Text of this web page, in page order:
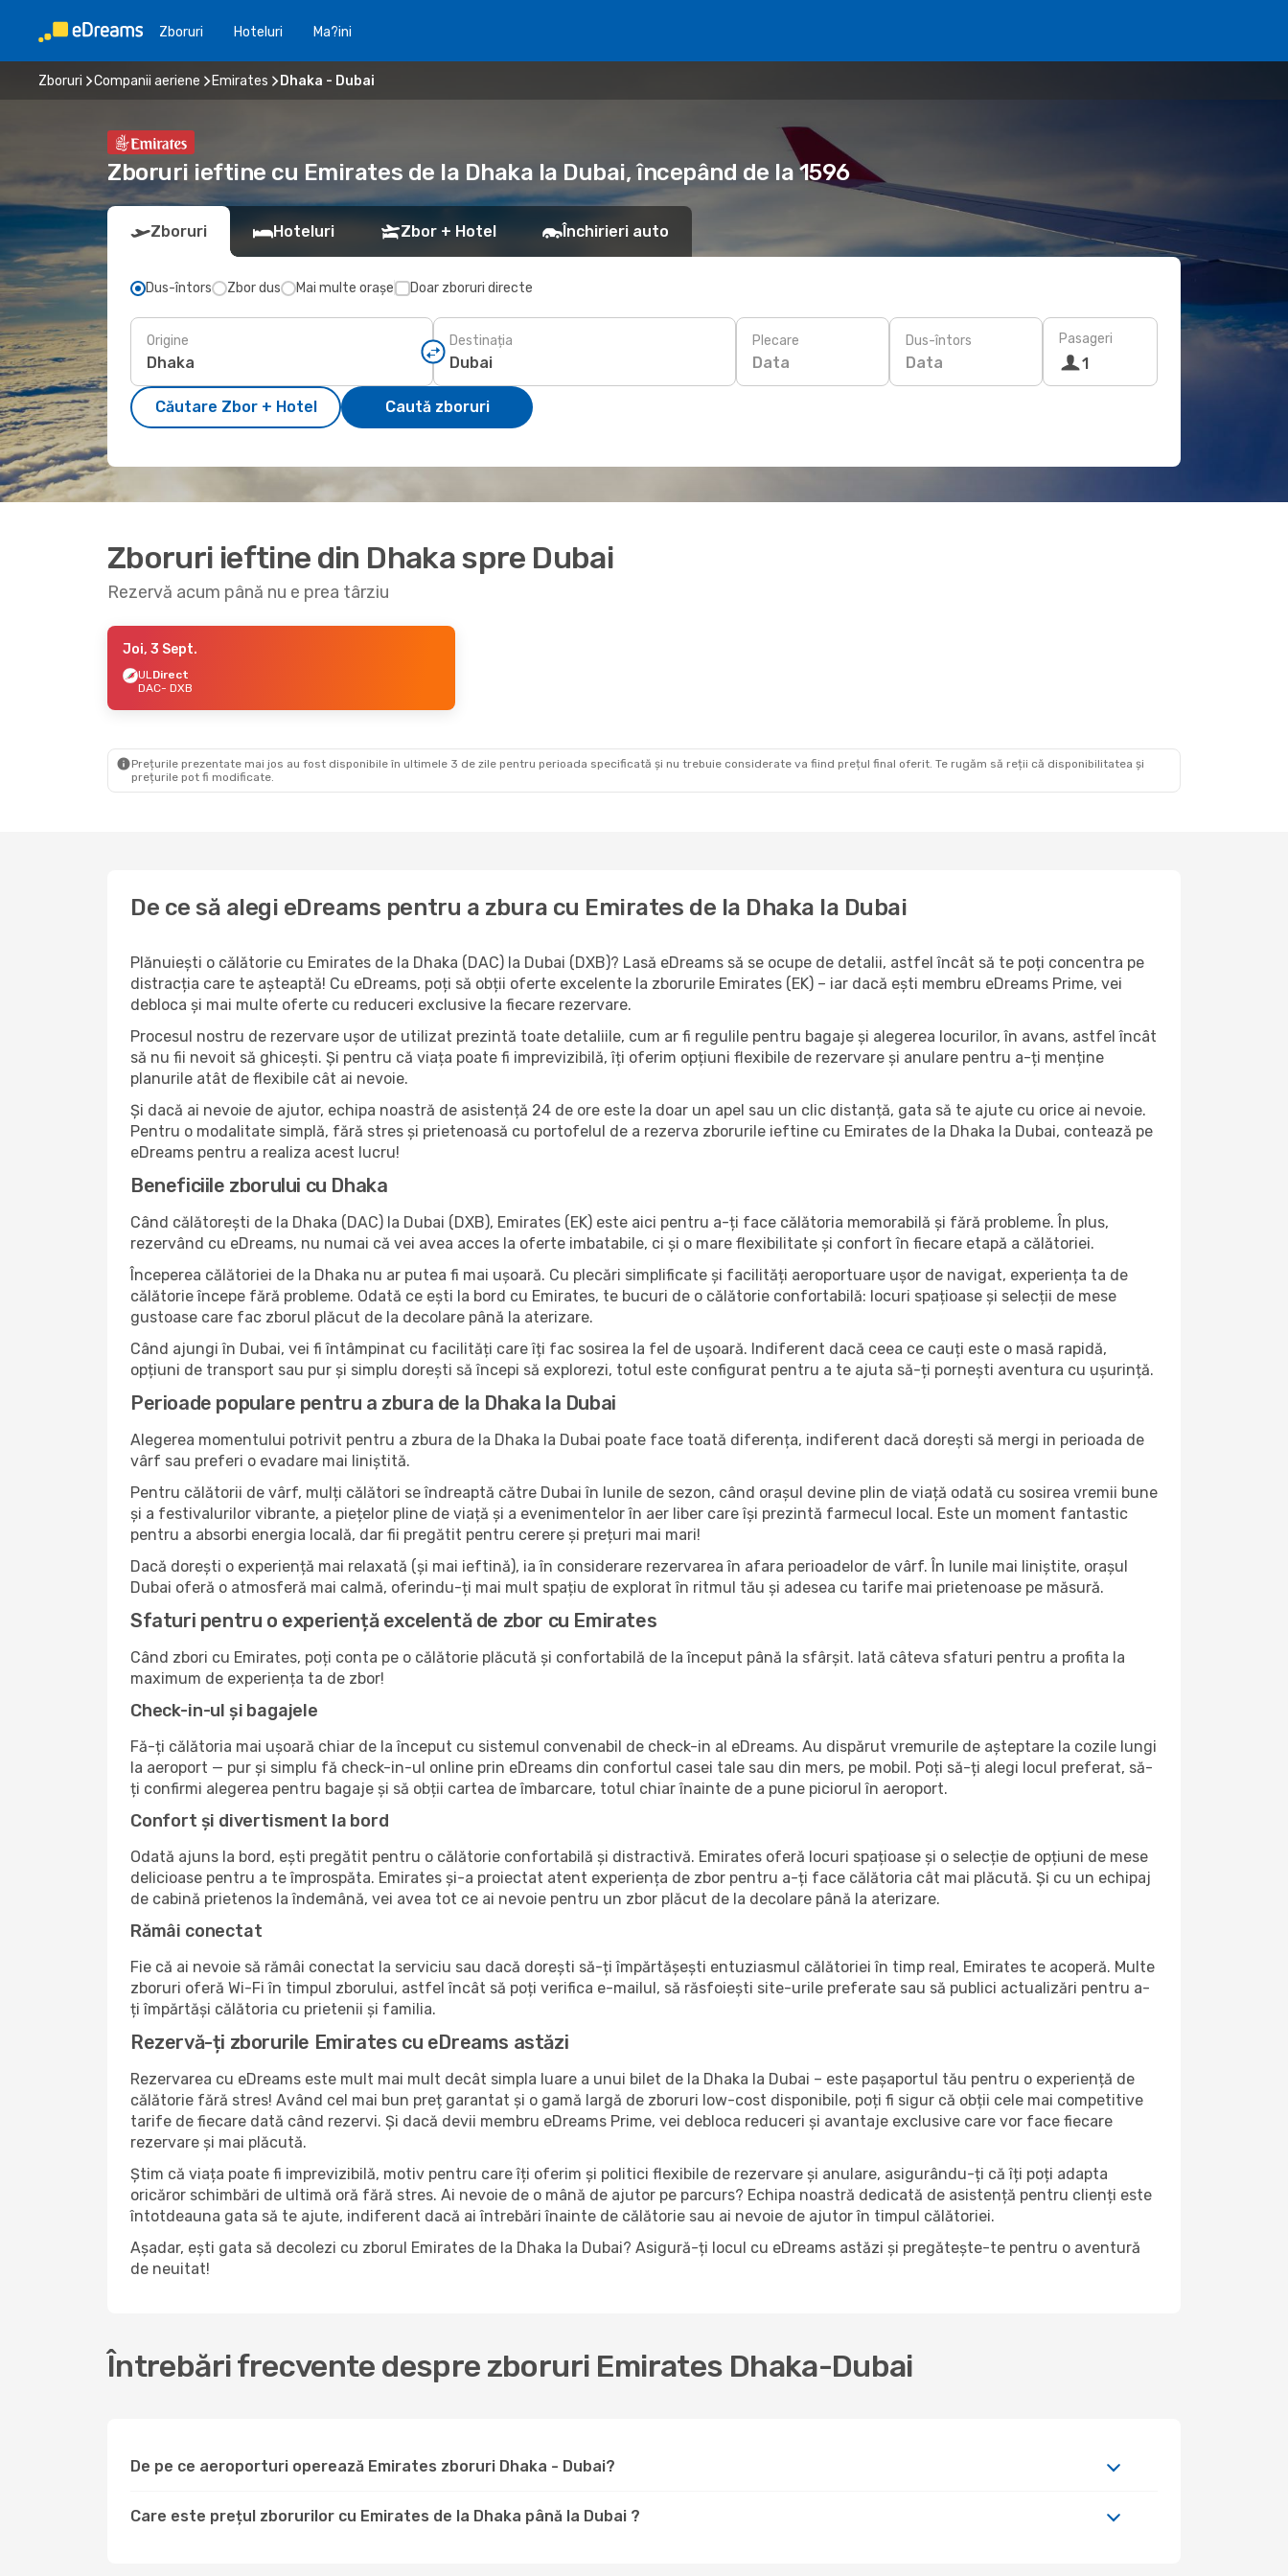
Zboruri Hoteluri Ma?ini
Zboruri Companii aeriene Emirates Dhaka - Dubai
Zboruri ieftine cu Emirates de la Dhaka la Dubai, începând de la 1596
Zboruri Hoteluri Zbor + Hotel Închirieri auto
Dus-întors Zbor dus Mai multe orașe Doar zboruri directe
Origine Destinația Plecare
Data
Dus-întors
Data
Pasageri
1
Căutare Zbor + Hotel Caută zboruri
Zboruri ieftine din Dhaka spre Dubai
Rezervă acum până nu e prea târziu
Joi, 3 Sept.
ULDirect
DAC- DXB
Prețurile prezentate mai jos au fost disponibile în ultimele 3 de zile pentru perioada specificată și nu trebuie considerate va fiind prețul final oferit. Te rugăm să reții că disponibilitatea și
prețurile pot fi modificate.
De ce să alegi eDreams pentru a zbura cu Emirates de la Dhaka la Dubai
Plănuiești o călătorie cu Emirates de la Dhaka (DAC) la Dubai (DXB)? Lasă eDreams să se ocupe de detalii, astfel încât să te poți concentra pe
distracția care te așteaptă! Cu eDreams, poți să obții oferte excelente la zborurile Emirates (EK) – iar dacă ești membru eDreams Prime, vei
debloca și mai multe oferte cu reduceri exclusive la fiecare rezervare.
Procesul nostru de rezervare ușor de utilizat prezintă toate detaliile, cum ar fi regulile pentru bagaje și alegerea locurilor, în avans, astfel încât
să nu fii nevoit să ghicești. Și pentru că viața poate fi imprevizibilă, îți oferim opțiuni flexibile de rezervare și anulare pentru a-ți menține
planurile atât de flexibile cât ai nevoie.
Și dacă ai nevoie de ajutor, echipa noastră de asistență 24 de ore este la doar un apel sau un clic distanță, gata să te ajute cu orice ai nevoie.
Pentru o modalitate simplă, fără stres și prietenoasă cu portofelul de a rezerva zborurile ieftine cu Emirates de la Dhaka la Dubai, contează pe
eDreams pentru a realiza acest lucru!
Beneficiile zborului cu Dhaka
Când călătorești de la Dhaka (DAC) la Dubai (DXB), Emirates (EK) este aici pentru a-ți face călătoria memorabilă și fără probleme. În plus,
rezervând cu eDreams, nu numai că vei avea acces la oferte imbatabile, ci și o mare flexibilitate și confort în fiecare etapă a călătoriei.
Începerea călătoriei de la Dhaka nu ar putea fi mai ușoară. Cu plecări simplificate și facilități aeroportuare ușor de navigat, experiența ta de
călătorie începe fără probleme. Odată ce ești la bord cu Emirates, te bucuri de o călătorie confortabilă: locuri spațioase și selecții de mese
gustoase care fac zborul plăcut de la decolare până la aterizare.
Când ajungi în Dubai, vei fi întâmpinat cu facilități care îți fac sosirea la fel de ușoară. Indiferent dacă ceea ce cauți este o masă rapidă,
opțiuni de transport sau pur și simplu dorești să începi să explorezi, totul este configurat pentru a te ajuta să-ți pornești aventura cu ușurință.
Perioade populare pentru a zbura de la Dhaka la Dubai
Alegerea momentului potrivit pentru a zbura de la Dhaka la Dubai poate face toată diferența, indiferent dacă dorești să mergi in perioada de
vârf sau preferi o evadare mai liniștită.
Pentru călătorii de vârf, mulți călători se îndreaptă către Dubai în lunile de sezon, când orașul devine plin de viață odată cu sosirea vremii bune
și a festivalurilor vibrante, a piețelor pline de viață și a evenimentelor în aer liber care își prezintă farmecul local. Este un moment fantastic
pentru a absorbi energia locală, dar fii pregătit pentru cerere și prețuri mai mari!
Dacă dorești o experiență mai relaxată (și mai ieftină), ia în considerare rezervarea în afara perioadelor de vârf. În lunile mai liniștite, orașul
Dubai oferă o atmosferă mai calmă, oferindu-ți mai mult spațiu de explorat în ritmul tău și adesea cu tarife mai prietenoase pe măsură.
Sfaturi pentru o experiență excelentă de zbor cu Emirates
Când zbori cu Emirates, poți conta pe o călătorie plăcută și confortabilă de la început până la sfârșit. Iată câteva sfaturi pentru a profita la
maximum de experiența ta de zbor!
Check-in-ul și bagajele
Fă-ți călătoria mai ușoară chiar de la început cu sistemul convenabil de check-in al eDreams. Au dispărut vremurile de așteptare la cozile lungi
la aeroport — pur și simplu fă check-in-ul online prin eDreams din confortul casei tale sau din mers, pe mobil. Poți să-ți alegi locul preferat, să-
ți confirmi alegerea pentru bagaje și să obții cartea de îmbarcare, totul chiar înainte de a pune piciorul în aeroport.
Confort și divertisment la bord
Odată ajuns la bord, ești pregătit pentru o călătorie confortabilă și distractivă. Emirates oferă locuri spațioase și o selecție de opțiuni de mese
delicioase pentru a te împrospăta. Emirates și-a proiectat atent experiența de zbor pentru a-ți face călătoria cât mai plăcută. Și cu un echipaj
de cabină prietenos la îndemână, vei avea tot ce ai nevoie pentru un zbor plăcut de la decolare până la aterizare.
Rămâi conectat
Fie că ai nevoie să rămâi conectat la serviciu sau dacă dorești să-ți împărtășești entuziasmul călătoriei în timp real, Emirates te acoperă. Multe
zboruri oferă Wi-Fi în timpul zborului, astfel încât să poți verifica e-mailul, să răsfoiești site-urile preferate sau să publici actualizări pentru a-
ți împărtăși călătoria cu prietenii și familia.
Rezervă-ți zborurile Emirates cu eDreams astăzi
Rezervarea cu eDreams este mult mai mult decât simpla luare a unui bilet de la Dhaka la Dubai – este pașaportul tău pentru o experiență de
călătorie fără stres! Având cel mai bun preț garantat și o gamă largă de zboruri low-cost disponibile, poți fi sigur că obții cele mai competitive
tarife de fiecare dată când rezervi. Și dacă devii membru eDreams Prime, vei debloca reduceri și avantaje exclusive care vor face fiecare
rezervare și mai plăcută.
Știm că viața poate fi imprevizibilă, motiv pentru care îți oferim și politici flexibile de rezervare și anulare, asigurându-ți că îți poți adapta
oricăror schimbări de ultimă oră fără stres. Ai nevoie de o mână de ajutor pe parcurs? Echipa noastră dedicată de asistență pentru clienți este
întotdeauna gata să te ajute, indiferent dacă ai întrebări înainte de călătorie sau ai nevoie de ajutor în timpul călătoriei.
Așadar, ești gata să decolezi cu zborul Emirates de la Dhaka la Dubai? Asigură-ți locul cu eDreams astăzi și pregătește-te pentru o aventură
de neuitat!
Întrebări frecvente despre zboruri Emirates Dhaka-Dubai
De pe ce aeroporturi operează Emirates zboruri Dhaka - Dubai?
Care este prețul zborurilor cu Emirates de la Dhaka până la Dubai ?